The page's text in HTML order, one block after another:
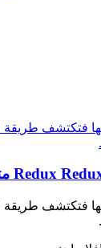
فتكتشف
فتكتشف